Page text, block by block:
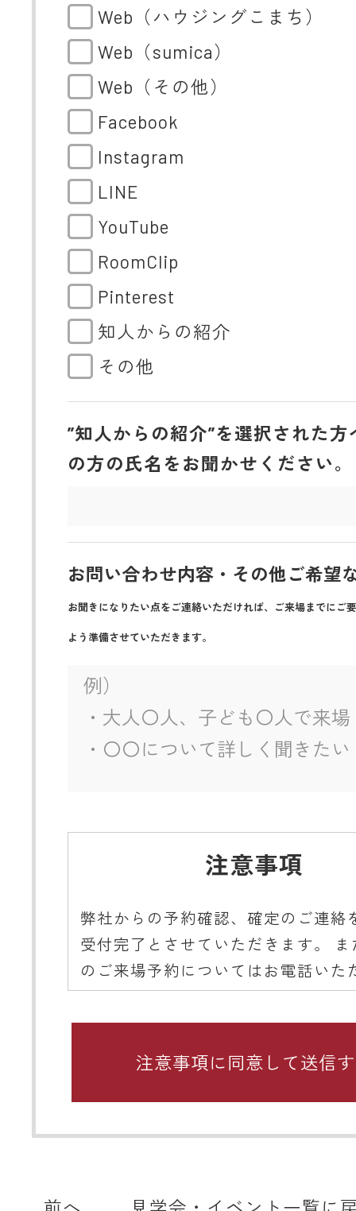
Web（ハウジングこまち）
Web（sumica）
Web（その他）
Facebook
Instagram
LINE
YouTube
RoomClip
Pinterest
知人からの紹介
その他
”知人からの紹介”を選択された方
の方の氏名をお聞かせください。
お問い合わせ内容・その他ご希望
お聞きになりたい点をご連絡いただければ、ご来場までにご
よう準備させていただきます。
注意事項
弊社からの予約確認、確定のご連絡
受付完了とさせていただきます。
のご来場予約についてはお電話いた
ようご協力をお願いいたします。
関するお願い
携帯メールのドメイン指定受信や、
home.com】もしくは【@sadh.jp】